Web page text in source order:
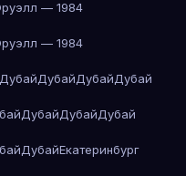
— 1984
— 1984
ДубайДубайДубайДубай
ДубайДубайДубай
ДубайЕкатеринбург